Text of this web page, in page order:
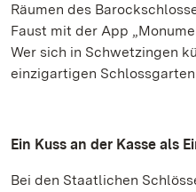
Räumen des
Faust mit der App
Wer sich in Schwetzingen
einzigartigen
Ein Kuss an der Kasse als
Bei den Staatlichen